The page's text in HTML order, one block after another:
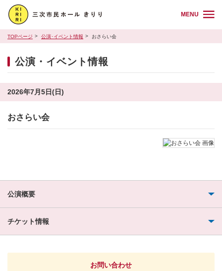
MENU
TOPページ 公演･イベント情報 おさらい会
公演・イベント情報
2026年7月5日(日)
おさらい会
公演概要
チケット情報
お問い合わせ